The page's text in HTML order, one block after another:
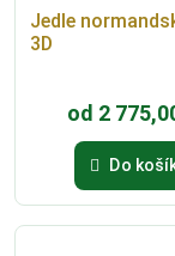
Jedle
3D
od 2
Do